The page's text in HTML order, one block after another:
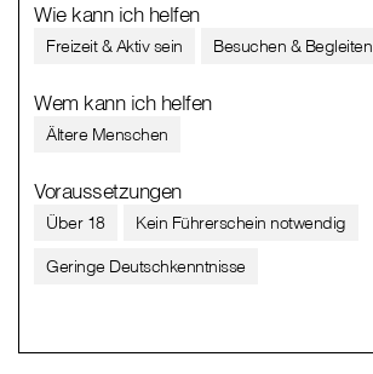
Wie kann ich helfen
Freizeit & Aktiv sein Besuchen & Begleiten
Wem kann ich helfen
Ältere Menschen
Voraussetzungen
Über 18
Kein Führerschein notwendig
Geringe Deutschkenntnisse